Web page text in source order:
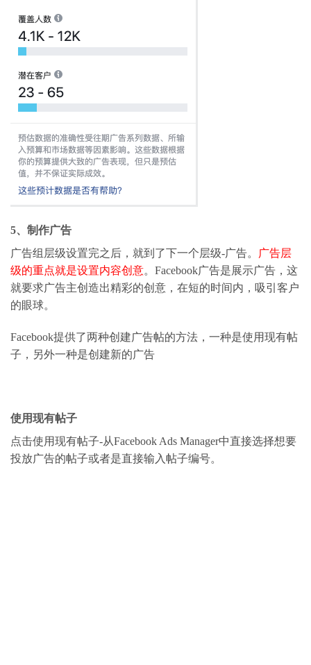
5、制作广告
广告组层级设置完之后，就到了下一个层级-广告。
广告层
级的重点就是设置内容创意。Facebook广告是展示广告，这
就要求广告主创造出精彩的创意，在短的时间内，吸引客户
的眼球。
Facebook提供了两种创建广告帖的方法，一种是使用现有帖
子，另外一种是创建新的广告
使用现有帖子
点击使用现有帖子-从Facebook Ads Manager中直接选择想要
投放广告的帖子或者是直接输入帖子编号。